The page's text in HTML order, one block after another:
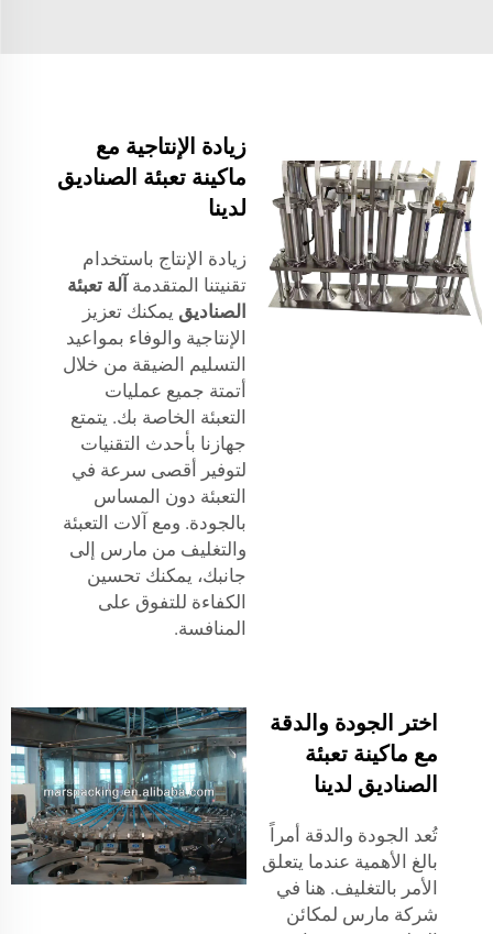
زيادة الإنتاجية مع
ماكينة تعبئة الصناديق
لدينا
زيادة الإنتاج باستخدام
تقنيتنا المتقدمة آلة تعبئة
الصناديق يمكنك تعزيز
الإنتاجية والوفاء بمواعيد
التسليم الضيقة من خلال
أتمتة جميع عمليات
التعبئة الخاصة بك. يتمتع
جهازنا بأحدث التقنيات
لتوفير أقصى سرعة في
التعبئة دون المساس
بالجودة. ومع آلات التعبئة
والتغليف من مارس إلى
جانبك، يمكنك تحسين
الكفاءة للتفوق على
المنافسة.
اختر الجودة والدقة
مع ماكينة تعبئة
الصناديق لدينا
تُعد الجودة والدقة أمراً
بالغ الأهمية عندما يتعلق
الأمر بالتغليف. هنا في
شركة مارس لمكائن